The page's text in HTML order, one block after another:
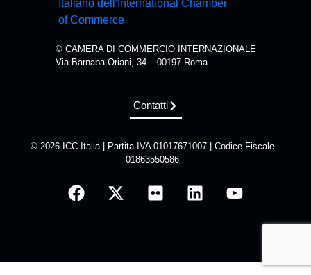
© CAMERA DI COMMERCIO INTERNAZIONALE
Via Barnaba Oriani, 34 – 00197 Roma
Contatti
© 2026 ICC Italia | Partita IVA 01017671007 | Codice Fiscale
01863550586